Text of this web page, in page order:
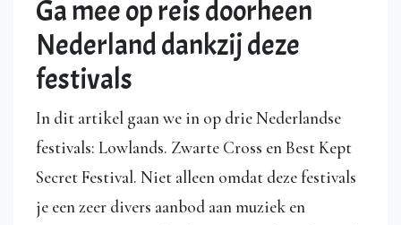
Ga mee op reis doorheen
Nederland dankzij deze
festivals
In dit artikel gaan we in op drie Nederlandse
festivals: Lowlands. Zwarte Cross en Best Kept
Secret Festival. Niet alleen omdat deze festivals
je een zeer divers aanbod aan muziek en